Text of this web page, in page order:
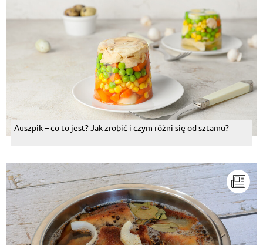
Auszpik – co to jest? Jak zrobić i czym różni się od sztamu?